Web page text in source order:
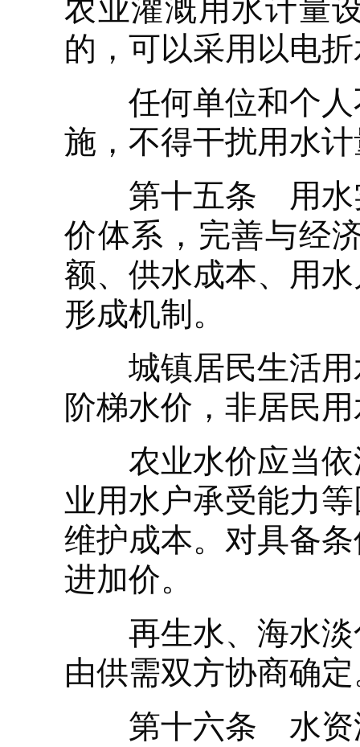
农业灌溉用水计量
的，可以采用以电
任何单位和个人
施，不得干扰用水
第十五条 用水实
价体系，完善与经
额、供水成本、用
形成机制。
城镇居民生活用
阶梯水价，非居民
农业水价应当依
业用水户承受能力
维护成本。对具备
进加价。
再生水、海水淡
由供需双方协商确
第十六条 水资源